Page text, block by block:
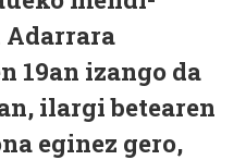
19an izango da
ilargi betearen
eginez gero,